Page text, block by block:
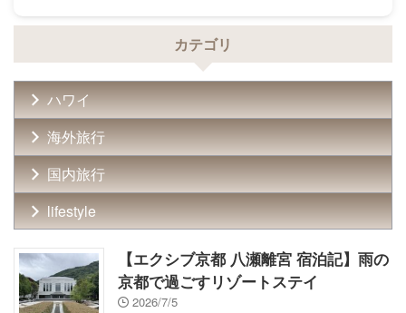
カテゴリ
ハワイ
海外旅行
国内旅行
lifestyle
【エクシブ京都 八瀬離宮 宿泊記】雨の
京都で過ごすリゾートステイ
2026/7/5